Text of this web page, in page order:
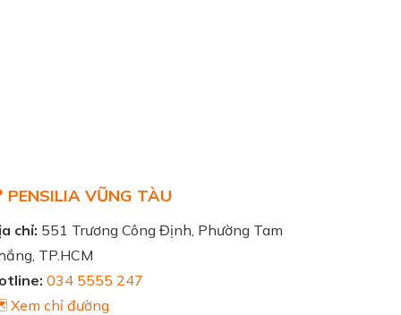
PENSILIA VŨNG TÀU
chỉ: 551 Trương Công Định, Phường Tam
TP.HCM
034 5555 247
chỉ đường